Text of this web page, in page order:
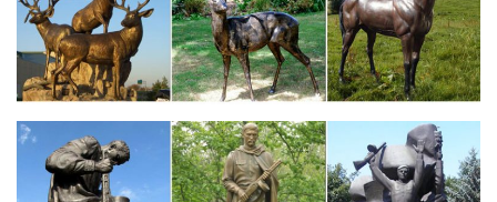
заказ. 177 *Символ года 2018.
Предмет декора статуэтка собаки Greyhound, цвет Серый…
Петрозаводск. Самара. Санкт-Петербург. Сургут. Хабаровск.
статуэтки собак самых разных размеров у большинства
народностей являются талисманом, символом верности.
Фигурка Собаки – символ 2018 года | В нашем…